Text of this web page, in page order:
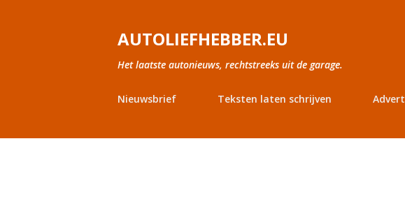
AUTOLIEFHEBBER.EU
Het laatste autonieuws, rechtstreeks uit de garage.
Nieuwsbrief Teksten laten schrijven